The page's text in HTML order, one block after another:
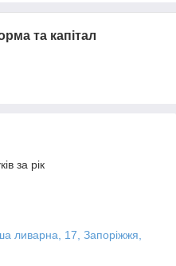
та капітал
за рік
ливарна, 17, Запоріжжя,